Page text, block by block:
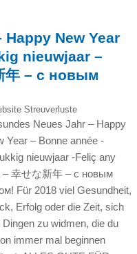
New Year
nieuwjaar –
年 – с новым
Streuverluste
Neues Jahr – Happy
Year – Bonne année -
nieuwjaar -Feliç any
– 幸せな新年 – с новым
Für 2018 viel Gesundheit,
Erfolg oder die Zeit, sich
Dingen zu widmen, die du
immer mal beginnen